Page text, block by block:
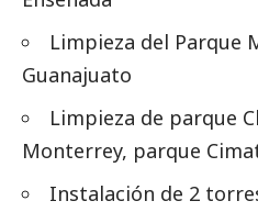
Limpieza del Parque
Guanajuato
Limpieza de parque
Monterrey, parque
Instalación de 2